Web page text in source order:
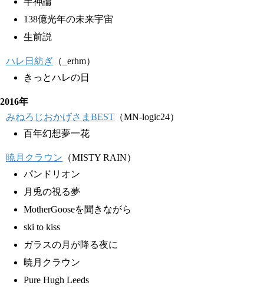
138億光年の未来宇宙
生前説
ハレ日紡ぎ （_erhm）
きっとハレの日
2016年
みねろじおかげさまBEST （MN-logic24）
百年幻想夢一花
暁月クラウン （MISTY RAIN）
パンドリオン
月兎の視る夢
MotherGooseを聞きながら
ski to kiss
ガラスの月が降る夜に
暁月クラウン
Pure Hugh Leeds